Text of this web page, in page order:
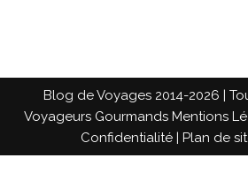
Blog de Voyages 2014-2026 |
Voyageurs Gourmands Mentions
Confidentialité | Plan de